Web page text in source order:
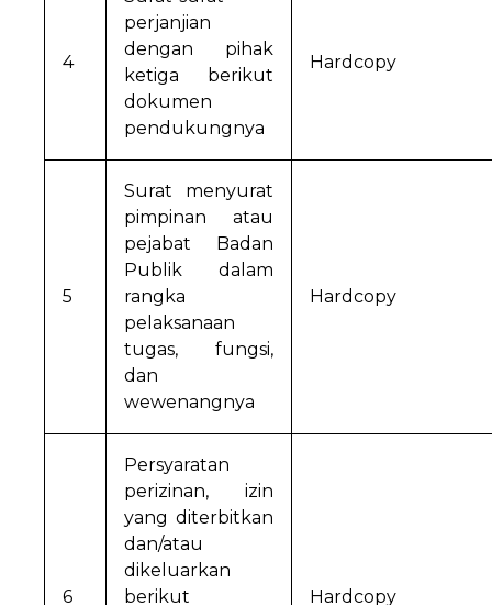
4
perjanjian
dengan pihak
ketiga berikut
dokumen
pendukungnya
Hardcopy
5
Surat menyurat
pimpinan atau
pejabat Badan
Publik dalam
rangka
pelaksanaan
tugas, fungsi,
dan
wewenangnya
Hardcopy
6
Persyaratan
perizinan, izin
yang diterbitkan
dan/atau
dikeluarkan
berikut
Hardcopy